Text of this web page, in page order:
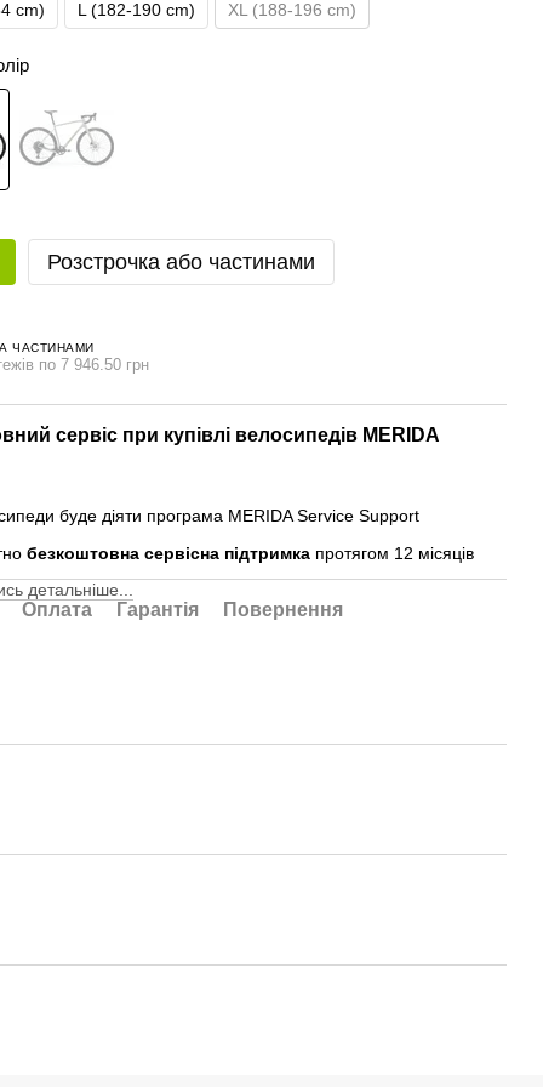
cm) L (182-190 cm) XL (188-196 cm)
Розстрочка або частинами
ЧАСТИНАМИ
по 7 946.50 грн
сервіс при купівлі велосипедів MERIDA
буде діяти програма MERIDA Service Support
безкоштовна сервісна підтримка протягом 12 місяців
детальніше...
Оплата Гарантія Повернення